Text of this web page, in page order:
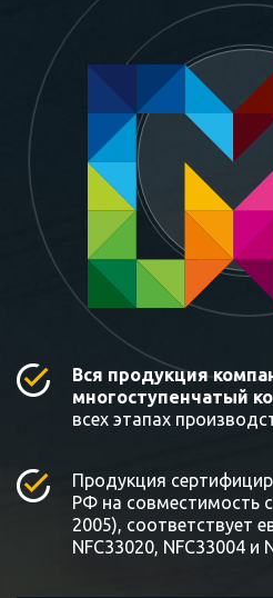
Вся продукция
многоступенчатый
всех этапах
Продукция
РФ на совместимость
2005), соответствует
NFC33020, NFC33004 и